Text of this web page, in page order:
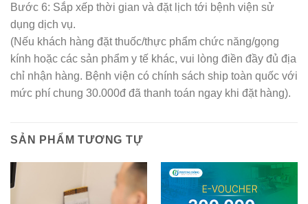
Bước 6: Sắp xếp thời gian và đặt lịch tới bệnh viện sử
dụng dịch vụ.
(Nếu khách hàng đặt thuốc/thực phẩm chức năng/gọng
kính hoặc các sản phẩm y tế khác, vui lòng điền đầy đủ địa
chỉ nhận hàng. Bệnh viện có chính sách ship toàn quốc với
mức phí chung 30.000đ đã thanh toán ngay khi đặt hàng).
SẢN PHẨM TƯƠNG TỰ